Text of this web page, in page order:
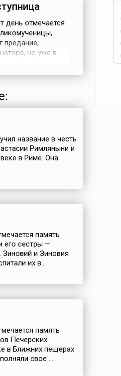
день отмечается
предание,
но уже в
название в честь
Римляныни и
в Риме. Она
память
его сестры —
и Зиновия
их в...
память
Печерских.
в Ближних пещерах
свое ...